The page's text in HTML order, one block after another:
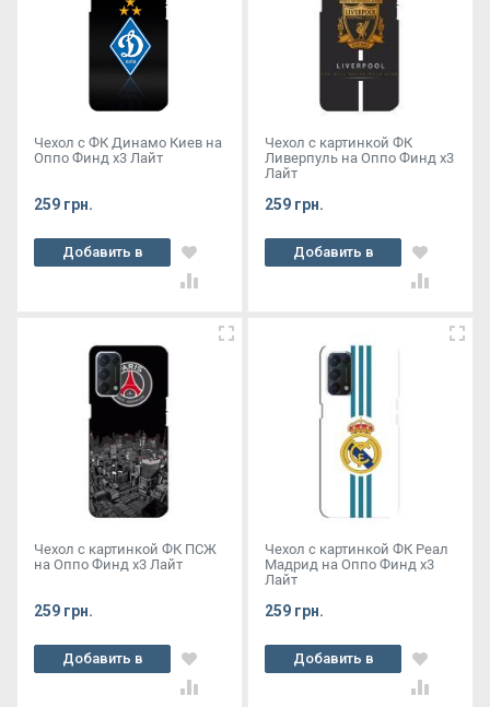
Чехол с ФК Динамо Киев на
Оппо Финд х3 Лайт
259 грн.
Добавить в
корзину
Чехол с картинкой ФК
Ливерпуль на Оппо Финд х3
Лайт
259 грн.
Добавить в
корзину
Чехол с картинкой ФК ПСЖ
на Оппо Финд х3 Лайт
259 грн.
Добавить в
корзину
Чехол с картинкой ФК Реал
Мадрид на Оппо Финд х3
Лайт
259 грн.
Добавить в
корзину